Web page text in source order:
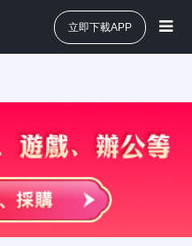
立即下載APP